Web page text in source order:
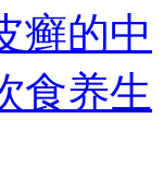
癣的中
食养生